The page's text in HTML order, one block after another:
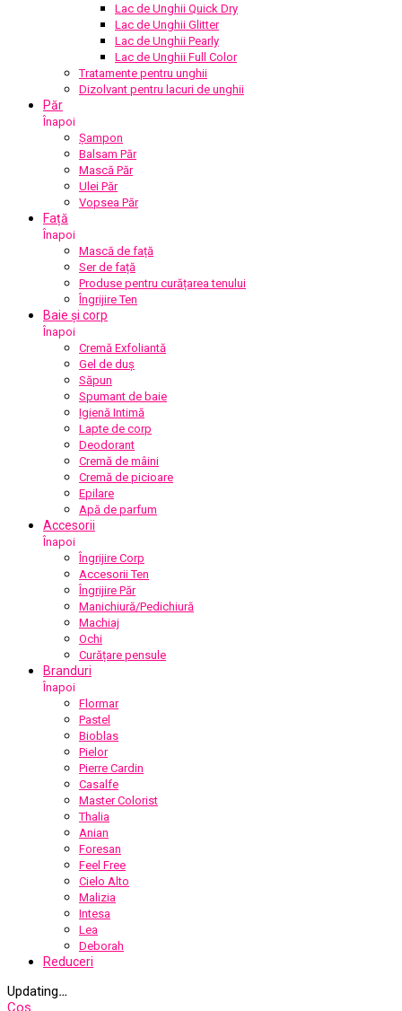
Lac de Unghii Quick Dry
Lac de Unghii Glitter
Lac de Unghii Pearly
Lac de Unghii Full Color
Tratamente pentru unghii
Dizolvant pentru lacuri de unghii
Păr
Înapoi
Șampon
Balsam Păr
Mască Păr
Ulei Păr
Vopsea Păr
Față
Înapoi
Mască de față
Ser de față
Produse pentru curățarea tenului
Îngrijire Ten
Baie și corp
Înapoi
Cremă Exfoliantă
Gel de duș
Săpun
Spumant de baie
Igienă Intimă
Lapte de corp
Deodorant
Cremă de mâini
Cremă de picioare
Epilare
Apă de parfum
Accesorii
Înapoi
Îngrijire Corp
Accesorii Ten
Îngrijire Păr
Manichiură/Pedichiură
Machiaj
Ochi
Curățare pensule
Branduri
Înapoi
Flormar
Pastel
Bioblas
Pielor
Pierre Cardin
Casalfe
Master Colorist
Thalia
Anian
Foresan
Feel Free
Cielo Alto
Malizia
Intesa
Lea
Deborah
Reduceri
Updating…
Coș